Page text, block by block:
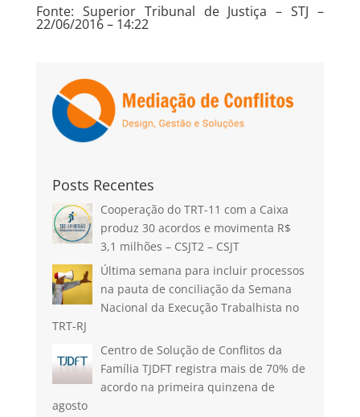
Fonte: Superior Tribunal de Justiça – STJ –
22/06/2016 – 14:22
Posts Recentes
Cooperação do TRT-11 com a Caixa
produz 30 acordos e movimenta R$
3,1 milhões – CSJT2 – CSJT
Última semana para incluir processos
na pauta de conciliação da Semana
Nacional da Execução Trabalhista no
TRT-RJ
Centro de Solução de Conflitos da
Família TJDFT registra mais de 70% de
acordo na primeira quinzena de
agosto